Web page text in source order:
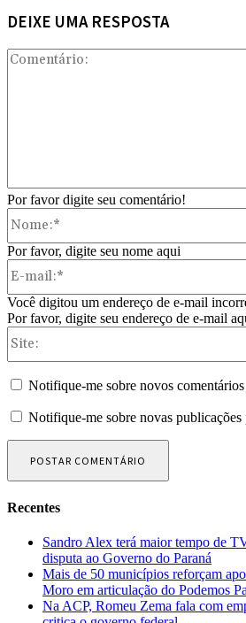
DEIXE UMA RESPOSTA
Por favor digite seu comentário!
Por favor, digite seu nome aqui
Você digitou um endereço de e-mail
Por favor, digite seu endereço de e-mail
Notifique-me sobre novos
Notifique-me sobre novas publicações
Recentes
Sandro Alex terá maior tempo de
disputa ao Governo do Paraná
Mais de 50 municípios reforçam
Moro em articulação do Podemos
Na ACP, Romeu Zema fala com